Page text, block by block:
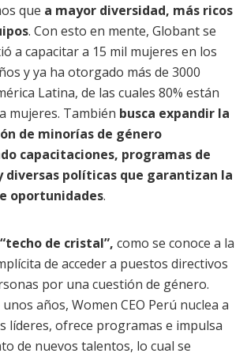
que a mayor diversidad, más ricos
. Con esto en mente, Globant se
a capacitar a 15 mil mujeres en los
y ya ha otorgado más de 3000
Latina, de las cuales 80% están
mujeres. También busca expandir la
de minorías de género
capacitaciones, programas de
diversas políticas que garantizan la
oportunidades.
de cristal”,como se conoce a la
de acceder a puestos directivos
por una cuestión de género.
unos años, Women CEO Perú nuclea a
líderes, ofrece programas e impulsa
de nuevos talentos, lo cual se